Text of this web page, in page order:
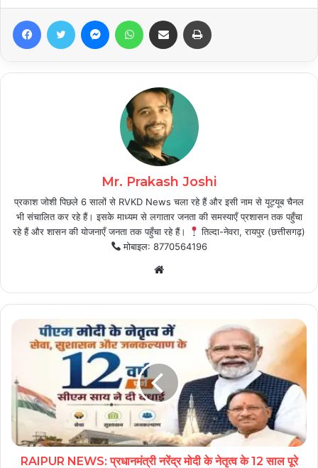
FacebookTwitter MessengerWhatsAppShare via Email
Mr. Prakash Joshi
प्रकाश जोशी पिछले 6 सालों से RVKD News चला रहे हैं और इसी नाम से यूट्यूब चैनल
भी संचालित कर रहे हैं। इसके माध्यम से लगातार जनता की समस्याएँ प्रशासन तक पहुँचा
रहे हैं और शासन की योजनाएँ जनता तक पहुँचा रहे हैं।
तिल्दा-नेवरा, रायपुर (छत्तीसगढ़)
मोबाइल: 8770564196
Website
RAIPUR NEWS: प्रधानमंत्री नरेंद्र मोदी के नेतृत्व के 12 साल पूरे